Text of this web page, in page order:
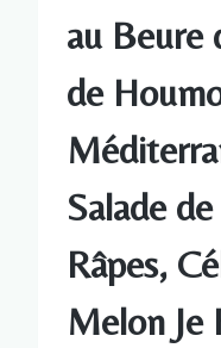
au Beure
de
Salade
Râpes,
Melon Je